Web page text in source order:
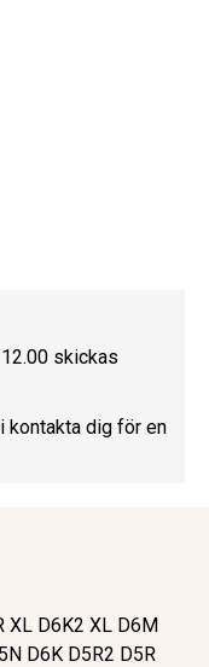
skickas
kontakta dig för en
XL D6K2 XL D6M
D6K D5R2 D5R